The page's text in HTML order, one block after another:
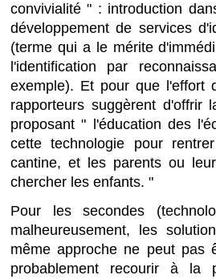
convivialité " : introduction
développement de services
(terme qui a le mérite
l'identification par
exemple). Et pour que l'effort
rapporteurs suggèrent
proposant " l'éducation des
cette technologie pour
cantine, et les parents ou
chercher les enfants. "
Pour les secondes
malheureusement, les
même approche ne peut
probablement recourir à la